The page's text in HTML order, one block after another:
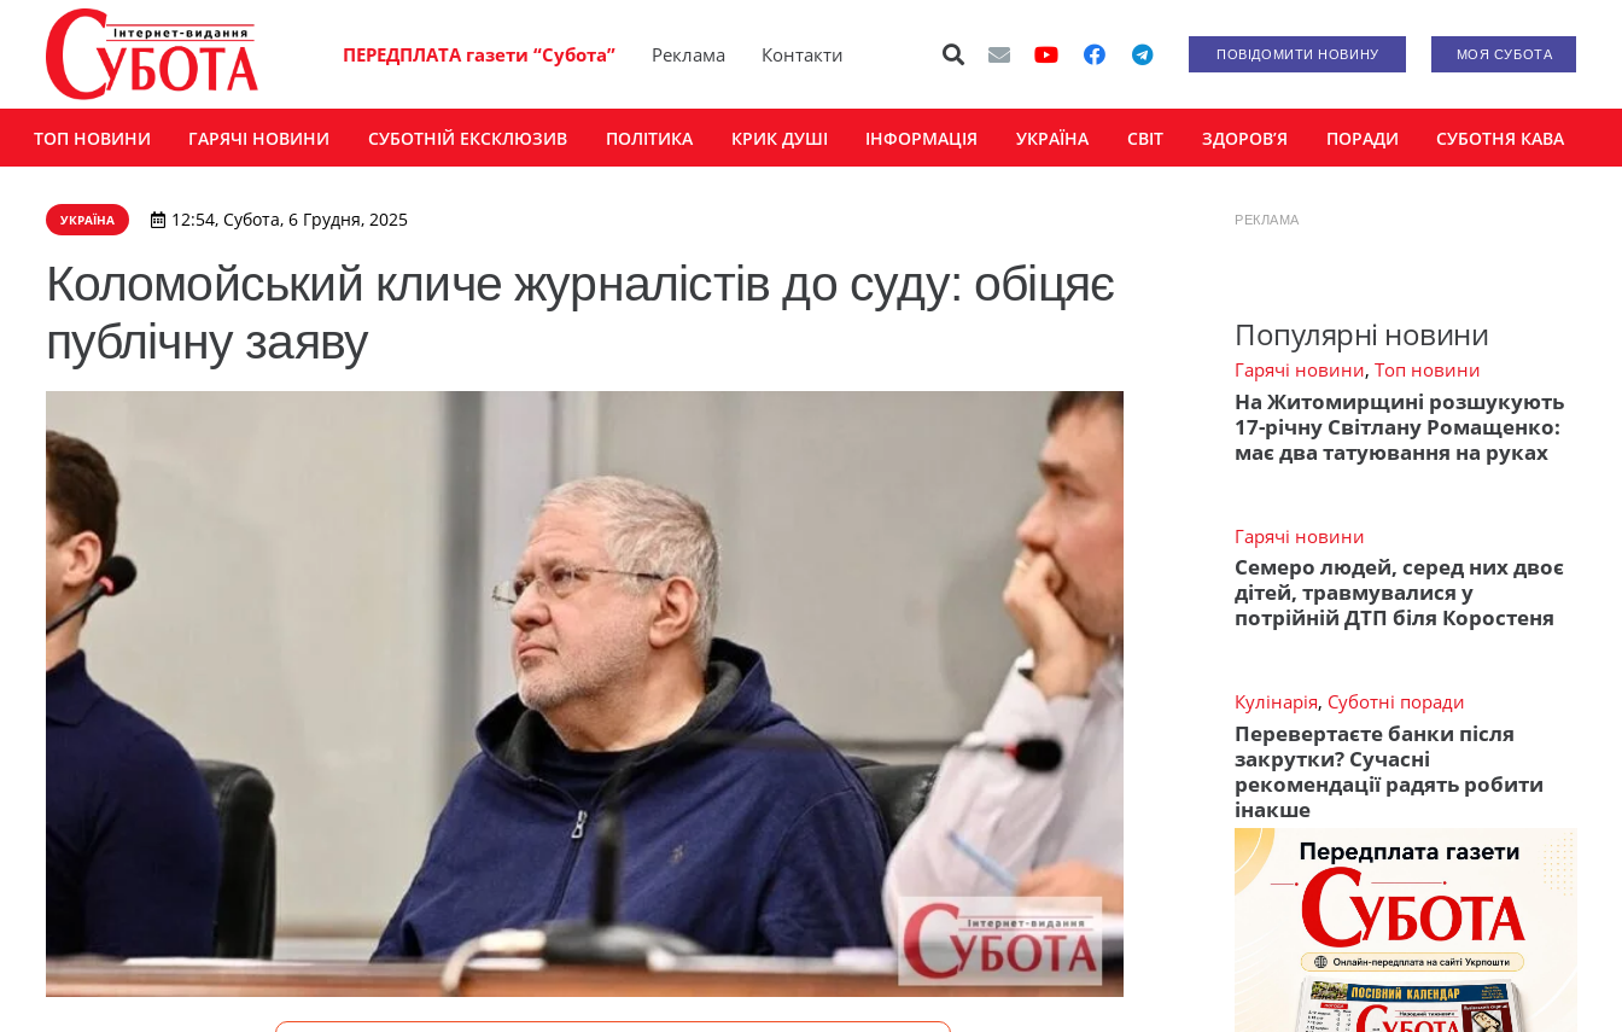
ПЕРЕДПЛАТА газети “Субота” Реклама Контакти ПОВІДОМИТИ НОВИНУ МОЯ СУБОТА
ТОП НОВИНИ ГАРЯЧІ НОВИНИ СУБОТНІЙ ЕКСКЛЮЗИВ ПОЛІТИКА КРИК ДУШІ ІНФОРМАЦІЯ УКРАЇНА СВІТ ЗДОРОВ’Я ПОРАДИ СУБОТНЯ КАВА
УКРАЇНА 12:54, Субота, 6 Грудня, 2025
Коломойський кличе журналістів до суду: обіцяє
публічну заяву
РЕКЛАМА
Популярні новини
Гарячі новини, Топ новини
На Житомирщині розшукують
17-річну Світлану Ромащенко:
має два татуювання на руках
Гарячі новини
Семеро людей, серед них двоє
дітей, травмувалися у
потрійній ДТП біля Коростеня
Кулінарія, Суботні поради
Перевертаєте банки після
закрутки? Сучасні
рекомендації радять робити
інакше